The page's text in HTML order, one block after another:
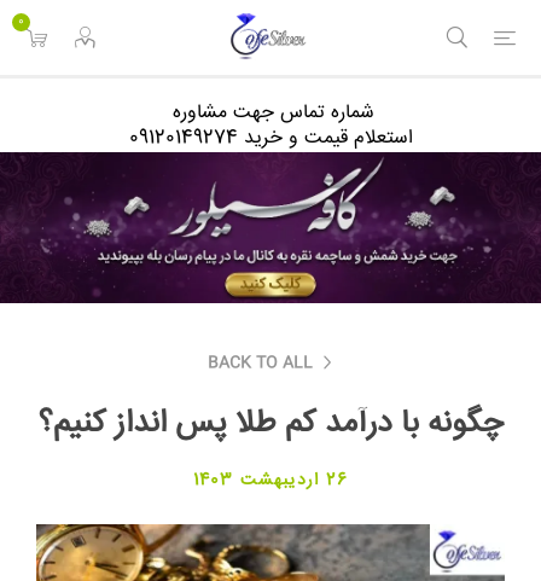
0
شماره تماس جهت مشاوره
استعلام قیمت و خرید 09120149274
BACK TO ALL
چگونه با درآمد کم طلا پس‌ انداز کنیم؟
26 اردیبهشت 1403